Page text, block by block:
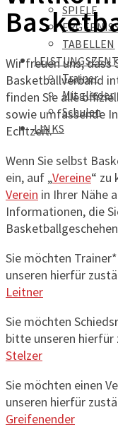
SPIELE
TABELLEN
Trainer
Mitglieder
Schulen
LINKS
Wir freuen uns, dass
Basketballverband
finden Sie alle
sowie umfassende
Echtzeit.
Wenn Sie selbst
ein, auf „Vereine“ zu
Verein in Ihrer Nähe
Informationen, die
Sie möchten
unseren hierfür
Leitner
Sie möchten
bitte unseren hierfür
Stelzer
Sie möchten einen
unseren hierfür
Greifenender